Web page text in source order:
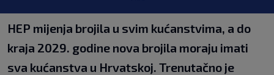
HEP mijenja brojila u svim kućanstvima, a do
kraja 2029. godine nova brojila moraju imati
sva kućanstva u Hrvatskoj. Trenutačno je